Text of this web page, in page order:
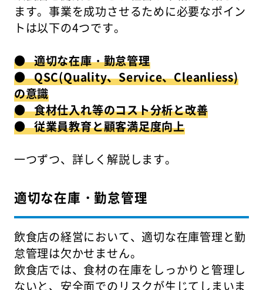
ます。事業を成功させるために必要なポイン
トは以下の4つです。
● 適切な在庫・勤怠管理
● QSC(Quality、Service、Cleanliess)
の意識
● 食材仕入れ等のコスト分析と改善
● 従業員教育と顧客満足度向上
一つずつ、詳しく解説します。
適切な在庫・勤怠管理
飲食店の経営において、適切な在庫管理と勤
怠管理は欠かせません。
飲食店では、食材の在庫をしっかりと管理し
ないと、安全面でのリスクが生じてしまいま